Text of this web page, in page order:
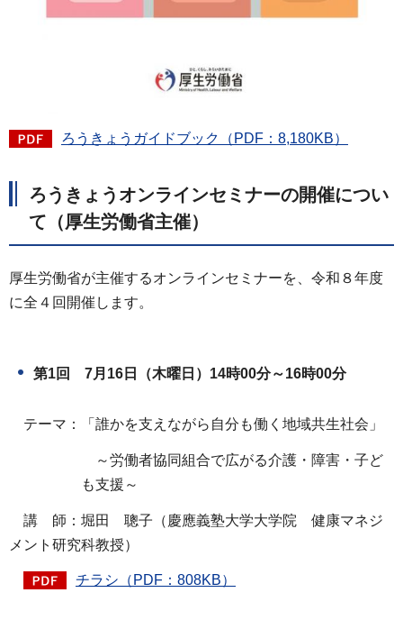
ろうきょうガイドブック（PDF：8,180KB）
ろうきょうオンラインセミナーの開催につい
て（厚生労働省主催）
厚生労働省が主催するオンラインセミナーを、令和８年度
に全４回開催します。
第1回 7月16日（木曜日）14時00分～16時00分
テーマ：「誰かを支えながら自分も働く地域共生社会」
～労働者協同組合で広がる介護・障害・子ど
も支援～
講 師：堀田 聰子（慶應義塾大学大学院 健康マネジ
メント研究科教授）
チラシ（PDF：808KB）